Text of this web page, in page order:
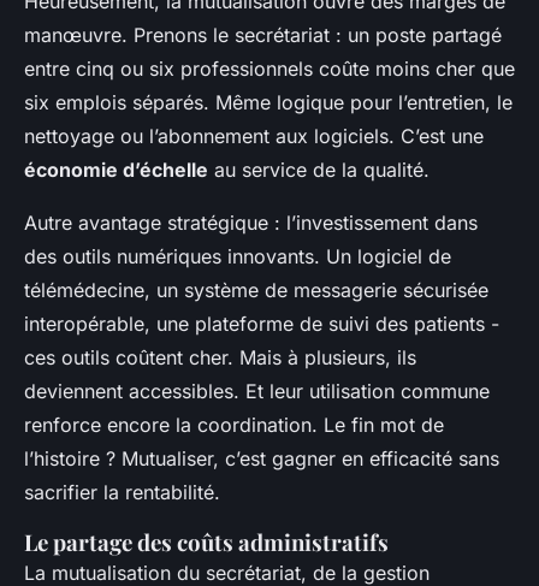
manœuvre. Prenons le secrétariat : un poste partagé
entre cinq ou six professionnels coûte moins cher que
six emplois séparés. Même logique pour l’entretien, le
nettoyage ou l’abonnement aux logiciels. C’est une
économie d’échelle au service de la qualité.
Autre avantage stratégique : l’investissement dans
des outils numériques innovants. Un logiciel de
télémédecine, un système de messagerie sécurisée
interopérable, une plateforme de suivi des patients -
ces outils coûtent cher. Mais à plusieurs, ils
deviennent accessibles. Et leur utilisation commune
renforce encore la coordination. Le fin mot de
l’histoire ? Mutualiser, c’est gagner en efficacité sans
sacrifier la rentabilité.
Le partage des coûts administratifs
La mutualisation du secrétariat, de la gestion